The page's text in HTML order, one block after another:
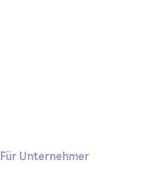
Für Unternehmer